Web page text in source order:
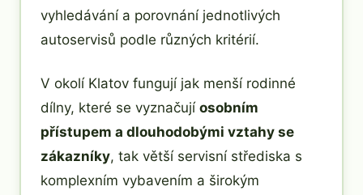
vyhledávání a porovnání jednotlivých
autoservisů podle různých kritérií.
V okolí Klatov fungují jak menší rodinné
dílny, které se vyznačují osobním
přístupem a dlouhodobými vztahy se
zákazníky, tak větší servisní střediska s
komplexním vybavením a širokým